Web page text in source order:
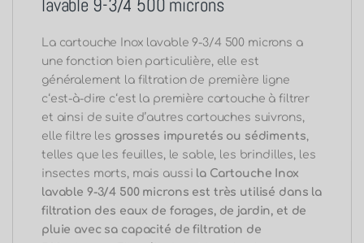
filtration des eaux de forages, de jardin, et de
500 microns.
Elles éliminent les plus larges
particules et peuvent être facilement
réutilisées. Vous pouvez les nettoyer avec votre
jet d’eau.
La cartouche Inox lavable 9-3/4 500 microns
comme son noml’indiqueestlavable et
réutilisable autant de fois que la toile en Inox
qui la constitue résistera.Lacartouche Inox
lavable 9-3/4 500 micronsest généralement